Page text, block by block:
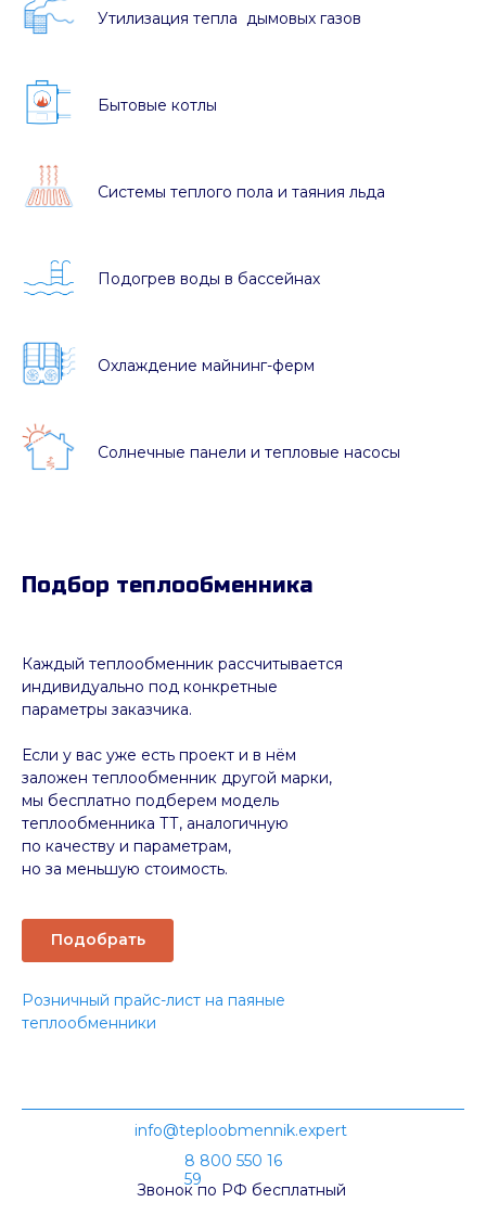
Утилизация тепла дымовых газов
Бытовые котлы
Системы теплого пола и таяния льда
Подогрев воды в бассейнах
Охлаждение майнинг-ферм
Солнечные панели и тепловые насосы
Подбор теплообменника
Подобрать
Каждый теплообменник рассчитывается
индивидуально под конкретные
параметры заказчика.
Если у вас уже есть проект и в нём
заложен теплообменник другой марки,
мы бесплатно подберем модель
теплообменника ТТ, аналогичную
по качеству и параметрам,
но за меньшую стоимость.
Розничный прайс-лист на паяные
теплообменники
Звонок по РФ бесплатный
8 800 550 16
59
info@teploobmennik.expert